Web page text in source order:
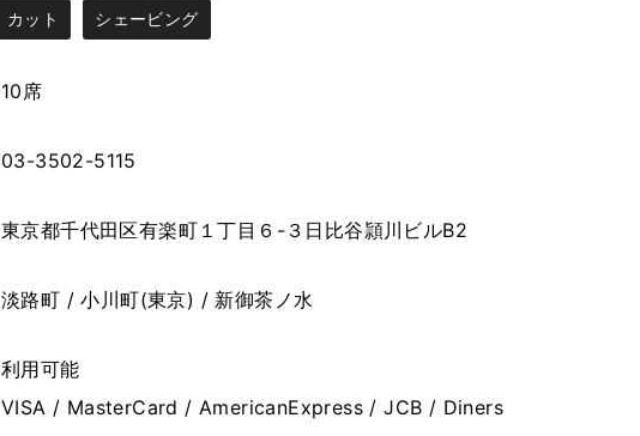
カット シェービング
10席
03-3502-5115
東京都千代田区有楽町１丁目６-３日比谷頴川ビルB2
淡路町 / 小川町(東京) / 新御茶ノ水
利用可能
VISA / MasterCard / AmericanExpress / JCB / Diners